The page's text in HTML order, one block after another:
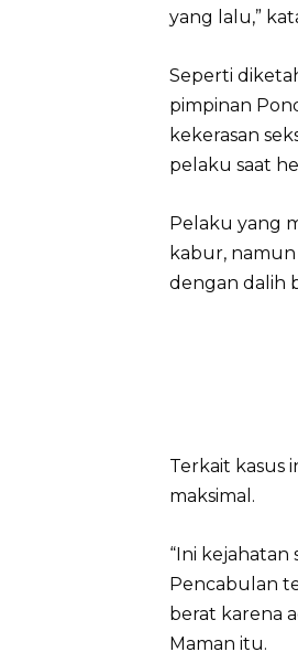
yang lalu,”
Seperti
pimpinan
kekerasan
pelaku saat
Pelaku yang
kabur,
dengan dalih
Terkait kasus
maksimal.
“Ini kejahatan
Pencabulan
berat karena
Maman itu.